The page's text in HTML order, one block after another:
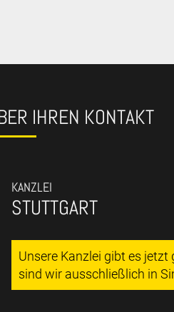
IHREN KONTAKT
KANZLEI
STUTTGART
Unsere Kanzlei gibt es
sind wir ausschließlich in